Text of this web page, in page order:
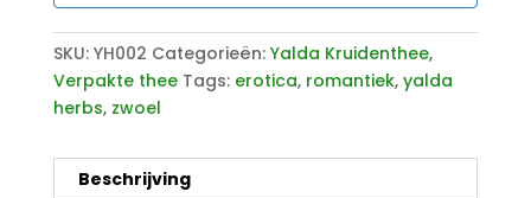
SKU: YH002 Categorieën: Yalda Kruidenthee,
Verpakte thee Tags: erotica, romantiek, yalda
herbs, zwoel
Beschrijving